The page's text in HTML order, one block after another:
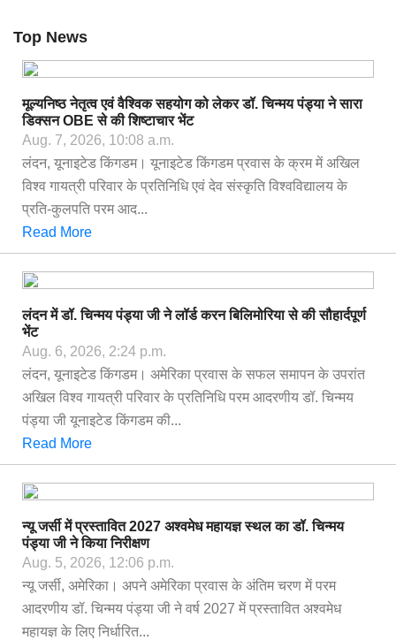
Top News
मूल्यनिष्ठ नेतृत्व एवं वैश्विक सहयोग को लेकर डॉ. चिन्मय पंड्या ने सारा
डिक्सन OBE से की शिष्टाचार भेंट
Aug. 7, 2026, 10:08 a.m.
लंदन, यूनाइटेड किंगडम। यूनाइटेड किंगडम प्रवास के क्रम में अखिल
विश्व गायत्री परिवार के प्रतिनिधि एवं देव संस्कृति विश्वविद्यालय के
प्रति-कुलपति परम आद...
Read More
लंदन में डॉ. चिन्मय पंड्या जी ने लॉर्ड करन बिलिमोरिया से की सौहार्दपूर्ण
भेंट
Aug. 6, 2026, 2:24 p.m.
लंदन, यूनाइटेड किंगडम। अमेरिका प्रवास के सफल समापन के उपरांत
अखिल विश्व गायत्री परिवार के प्रतिनिधि परम आदरणीय डॉ. चिन्मय
पंड्या जी यूनाइटेड किंगडम की...
Read More
न्यू जर्सी में प्रस्तावित 2027 अश्वमेध महायज्ञ स्थल का डॉ. चिन्मय
पंड्या जी ने किया निरीक्षण
Aug. 5, 2026, 12:06 p.m.
न्यू जर्सी, अमेरिका। अपने अमेरिका प्रवास के अंतिम चरण में परम
आदरणीय डॉ. चिन्मय पंड्या जी ने वर्ष 2027 में प्रस्तावित अश्वमेध
महायज्ञ के लिए निर्धारित...